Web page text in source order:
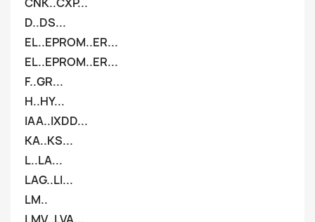
D..DS...
EL..EPROM..ER...
EL..EPROM..ER...
F..GR...
H..HY...
IAA..IXDD...
KA..KS...
L..LA...
LAG..LI...
LM..